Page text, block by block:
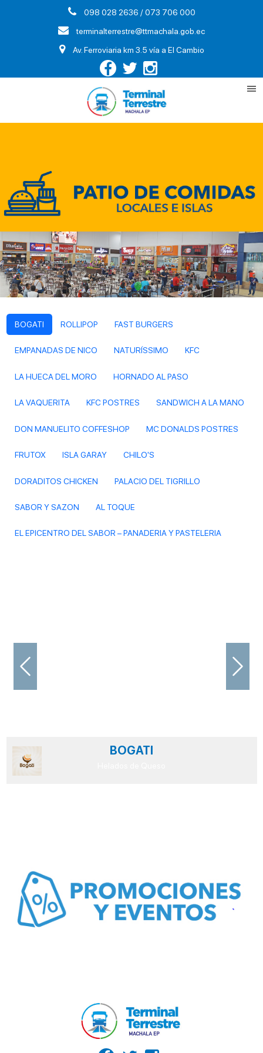
098 028 2636 / 073 706 000
terminalterrestre@ttmachala.gob.ec
Av. Ferroviaria km 3.5 vía a El Cambio
BOGATI ROLLIPOP FAST BURGERS
EMPANADAS DE NICO NATURÍSSIMO KFC
LA HUECA DEL MORO HORNADO AL PASO
LA VAQUERITA KFC POSTRES SANDWICH A LA MANO
DON MANUELITO COFFESHOP MC DONALDS POSTRES
FRUTOX ISLA GARAY CHILO'S
DORADITOS CHICKEN PALACIO DEL TIGRILLO
SABOR Y SAZON AL TOQUE
EL EPICENTRO DEL SABOR – PANADERIA Y PASTELERIA
BOGATI
Previous Next